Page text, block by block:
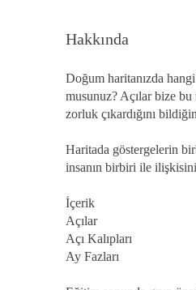
Hakkında
Doğum haritanızda
musunuz? Açılar bize
zorluk çıkardığını
Haritada göstergelerin
insanın birbiri ile
İçerik
Açılar
Açı Kalıpları
Ay Fazları